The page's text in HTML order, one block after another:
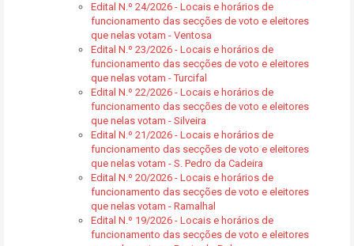
Edital N.º 24/2026 - Locais e horários de
funcionamento das secções de voto e eleitores
que nelas votam - Ventosa
Edital N.º 23/2026 - Locais e horários de
funcionamento das secções de voto e eleitores
que nelas votam - Turcifal
Edital N.º 22/2026 - Locais e horários de
funcionamento das secções de voto e eleitores
que nelas votam - Silveira
Edital N.º 21/2026 - Locais e horários de
funcionamento das secções de voto e eleitores
que nelas votam - S. Pedro da Cadeira
Edital N.º 20/2026 - Locais e horários de
funcionamento das secções de voto e eleitores
que nelas votam - Ramalhal
Edital N.º 19/2026 - Locais e horários de
funcionamento das secções de voto e eleitores